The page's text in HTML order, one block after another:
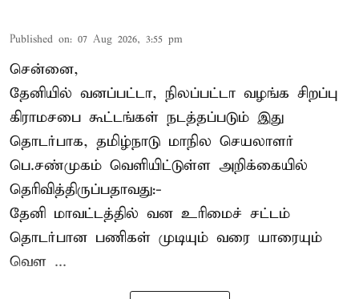
Published on: 07 Aug 2026, 3:55 pm
சென்னை,
தேனியில் வனப்பட்டா, நிலப்பட்டா வழங்க சிறப்பு
கிராமசபை கூட்டங்கள் நடத்தப்படும் இது
தொடர்பாக, தமிழ்நாடு மாநில செயலாளர்
பெ.சண்முகம் வெளியிட்டுள்ள அறிக்கையில்
தெரிவித்திருப்பதாவது:-
தேனி மாவட்டத்தில் வன உரிமைச் சட்டம்
தொடர்பான பணிகள் முடியும் வரை யாரையும்
வெள ...